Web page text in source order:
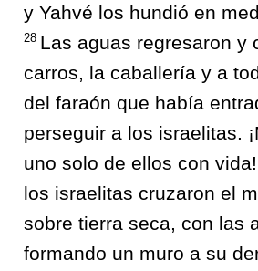
y Yahvé los hundió en
28 Las aguas regresaron y
carros, la caballería y a
del faraón que había
perseguir a los israelitas.
uno solo de ellos con vida!
los israelitas cruzaron el
sobre tierra seca, con las
formando un muro a su